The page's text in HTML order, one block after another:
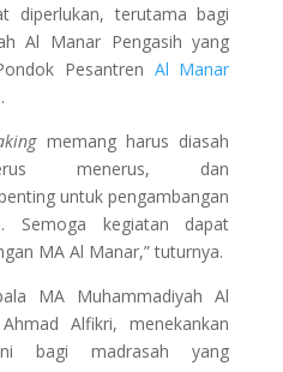
diperlukan, terutama bagi
Al Manar Pengasih yang
Pesantren Al Manar
.
memang harus diasah
menerus, dan
untuk pengambangan
Semoga kegiatan dapat
MA Al Manar,” tuturnya.
MA Muhammadiyah Al
Alfikri, menekankan
bagi madrasah yang